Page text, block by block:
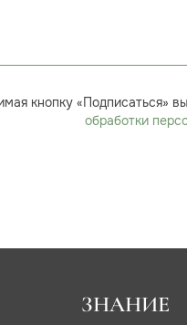
кнопку «Подписаться»
обработки
ЗНАНИЕ